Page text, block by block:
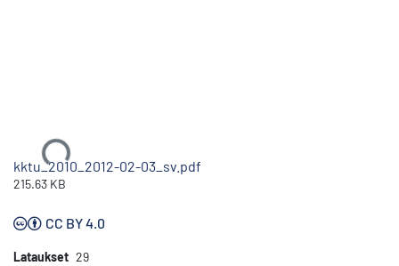
Ladataan...
kktu_2010_2012-02-03_sv.pdf
215.63 KB
CC BY 4.0
Lataukset 29